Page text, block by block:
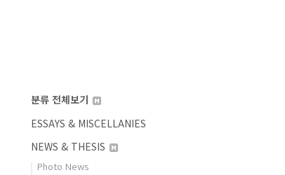
분류 전체보기
ESSAYS & MISCELLANIES
NEWS & THESIS
Photo News